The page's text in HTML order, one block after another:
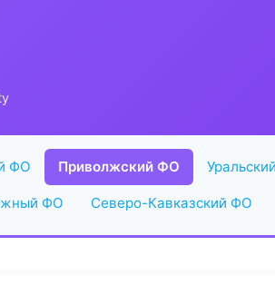
ФО Приволжский ФО
ФО Северо-Кавказский ФО